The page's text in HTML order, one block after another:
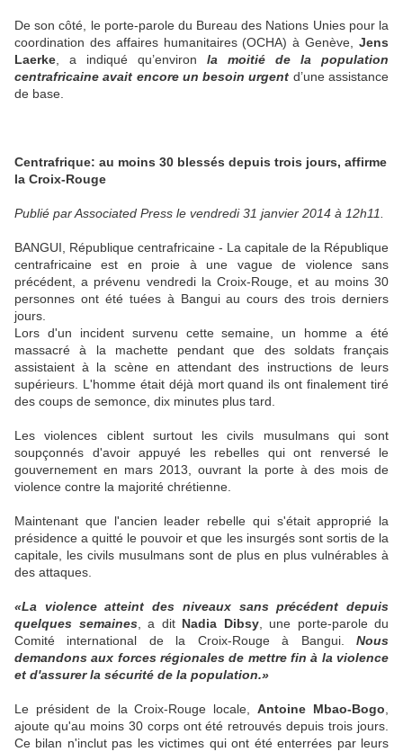
De son côté, le porte-parole du Bureau des Nations Unies pour la
coordination des affaires humanitaires (OCHA) à Genève, Jens
Laerke , a indiqué qu’environ la moitié de la population
centrafricaine avait encore un besoin urgent d’une assistance
de base.
Centrafrique: au moins 30 blessés depuis trois jours, affirme
la Croix-Rouge
Publié par Associated Press le vendredi 31 janvier 2014 à 12h11.
BANGUI, République centrafricaine - La capitale de la République
centrafricaine est en proie à une vague de violence sans
précédent, a prévenu vendredi la Croix-Rouge, et au moins 30
personnes ont été tuées à Bangui au cours des trois derniers
jours.
Lors d'un incident survenu cette semaine, un homme a été
massacré à la machette pendant que des soldats français
assistaient à la scène en attendant des instructions de leurs
supérieurs. L'homme était déjà mort quand ils ont finalement tiré
des coups de semonce, dix minutes plus tard.
Les violences ciblent surtout les civils musulmans qui sont
soupçonnés d'avoir appuyé les rebelles qui ont renversé le
gouvernement en mars 2013, ouvrant la porte à des mois de
violence contre la majorité chrétienne.
Maintenant que l'ancien leader rebelle qui s'était approprié la
présidence a quitté le pouvoir et que les insurgés sont sortis de la
capitale, les civils musulmans sont de plus en plus vulnérables à
des attaques.
«La violence atteint des niveaux sans précédent depuis
quelques semaines, a dit Nadia Dibsy, une porte-parole du
Comité international de la Croix-Rouge à Bangui. Nous
demandons aux forces régionales de mettre fin à la violence
et d'assurer la sécurité de la population.»
Le président de la Croix-Rouge locale,Antoine Mbao-Bogo
ajoute qu'au moins 30 corps ont été retrouvés depuis trois jours.
Ce bilan n'inclut pas les victimes qui ont été enterrées par leurs